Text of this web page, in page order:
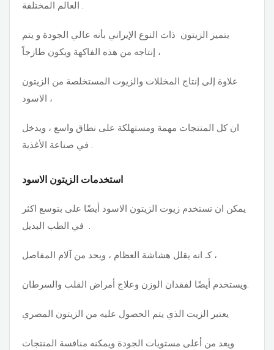
العالم المختلفة .
يتميز الزيتون ذات النوع الإيراني بأنه عالي الجودة و يتم
إنتاجه من هذه الفاكهة ويكون طازجاً ،
علاوة إلى إنتاج المخللات والزيوت المستخلصة من الزيتون
الاسود ،
ان كل المنتجات مهمة ومستهلكة على نطاق واسع ، ويدخل
في صناعة الأغذية .
استخدمات الزيتون الاسود
يمكن ان تستخدم زيوت الزيتون الاسود أيضًا على بتوسع اكثر
في الطب البديل .
كـ انه يقلل هشاشة العظام ، ويحد من آلام المفاصل ،
ويستخدم أيضًا لفقدان الوزن وعلاج أمراض القلب والسرطان.
يعتبر الزيت الذي يتم الحصول عليه من الزيتون المصري
ويعد من أعلى مستويات الجودة ويمكنه منافسة المنتجات